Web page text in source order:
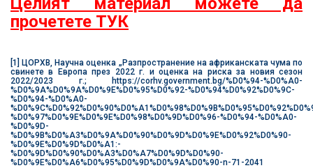
прочетете ТУК
[1] ЦОРХВ, Научна оценка „Разпространение на африканската чума по
свинете в Европа през 2022 г. и оценка на риска за новия сезон
2022/2023 г.;
https://corhv.government.bg/%D0%94-%D0%A0-
%D0%9A%D0%9A%D0%9E%D0%95%D0%92-%D0%94%D0%92%D0%9C-
%D0%94-%D0%A0-
%D0%97%D0%9E%D0%9E%D0%98%D0%9D%D0%96-%D0%94-%D0%A0-
%D0%9D-
%D0%9B%D0%A3%D0%9A%D0%90%D0%9D%D0%9E%D0%92%D0%90-
%D0%9E%D0%9D%D0%A1:-
%D0%9D%D0%90%D0%A3%D0%A7%D0%9D%D0%90-
%D0%9E%D0%A6%D0%95%D0%9D%D0%9A%D0%90-n-71-2041